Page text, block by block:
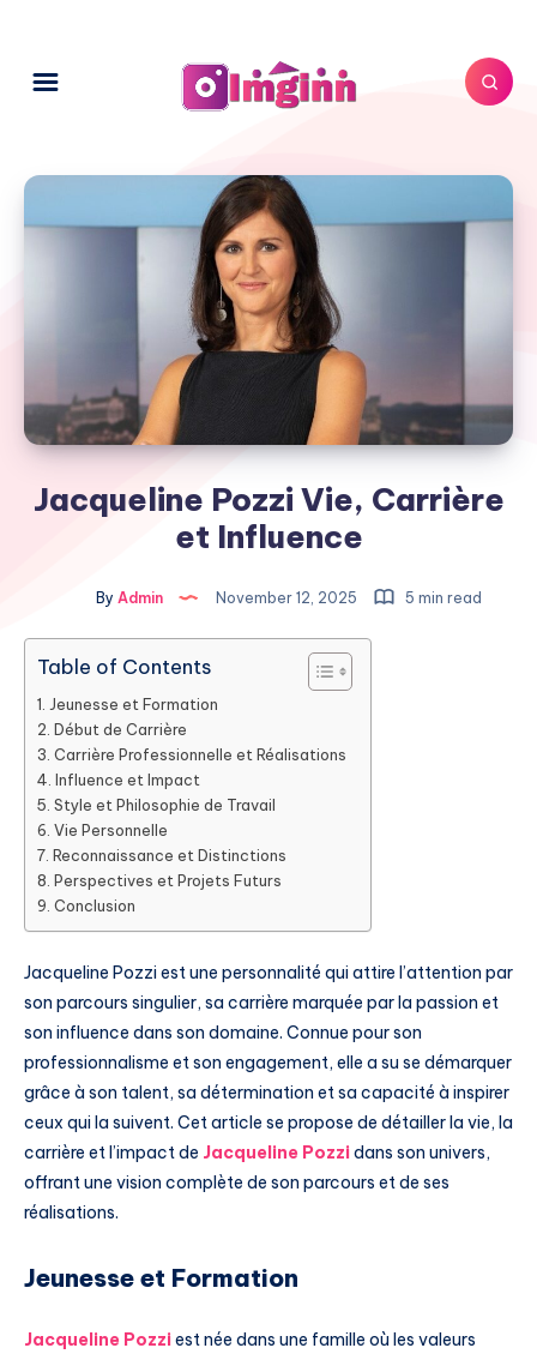
Jacqueline Pozzi Vie, Carrière
et Influence
By Admin November 12, 2025 5 min read
Table of Contents
Jeunesse et Formation
Début de Carrière
Carrière Professionnelle et Réalisations
Influence et Impact
Style et Philosophie de Travail
Vie Personnelle
Reconnaissance et Distinctions
Perspectives et Projets Futurs
Conclusion
Jacqueline Pozzi est une personnalité qui attire l’attention par
son parcours singulier, sa carrière marquée par la passion et
son influence dans son domaine. Connue pour son
professionnalisme et son engagement, elle a su se démarquer
grâce à son talent, sa détermination et sa capacité à inspirer
ceux qui la suivent. Cet article se propose de détailler la vie, la
carrière et l’impact de Jacqueline Pozzidans son univers,
offrant une vision complète de son parcours et de ses
réalisations.
Jeunesse et Formation
Jacqueline Pozziest née dans une famille où les valeurs